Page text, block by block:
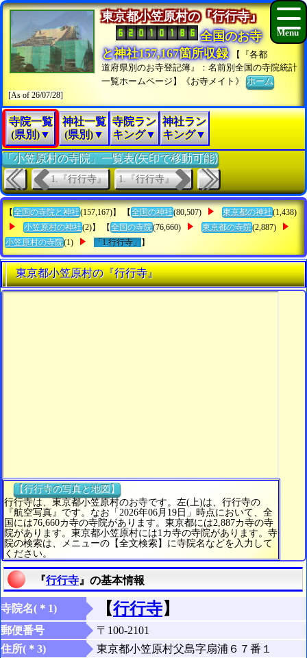
東京都小笠原村の『行行寺』
全国のお寺
と神社157,167箇所収録
【『各都
道府県別のお寺登記簿』：名前別全国の寺院統計
一覧ホームページ】《お寺メイト》ホーム
[As of 26/07/28]
寺院一覧
(県別)▼
神社一覧
(県別)▼
寺院ラン
キング▼
神社ラン
キング▼
「小笠原村の寺院」一覧表(矢印で移動可能)
1.『行行寺』 1.『行行寺』
【 全国の寺院と神社(157,167)】 【 全国の神社(80,507) 東京都の神社(1,438)
小笠原村の神社(2)】 【 全国の寺院(76,660) 東京都の寺院(2,887)
小笠原村の寺院(1) 「1.行行寺」 】
東京都小笠原村の『行行寺』
【行行寺の写真と地図】
行行寺は、東京都小笠原村のお寺です。左(上)は、行行寺の
『航空写真』です。なお「2026年06月19日」時点において、全
国には76,660カ寺の寺院があります。東京都には2,887カ寺の寺
院があります。東京都小笠原村には1カ寺の寺院があります。寺
院の検索は、メニューの【全文検索】に寺院名などを入力して
ください。
『行行寺 』の基本情報
寺院名(＊1) 【行行寺】
郵便番号
〒100-2101
住所(＊3)
東京都小笠原村父島字扇浦６７番１